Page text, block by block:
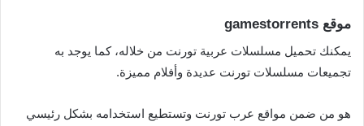
موقع gamestorrents
يمكنك تحميل مسلسلات عربية تورنت من خلاله، كما يوجد به
تجميعات مسلسلات تورنت عديدة وأفلام مميزة.
هو من ضمن مواقع عرب تورنت وتستطيع استخدامه بشكل رئيسي